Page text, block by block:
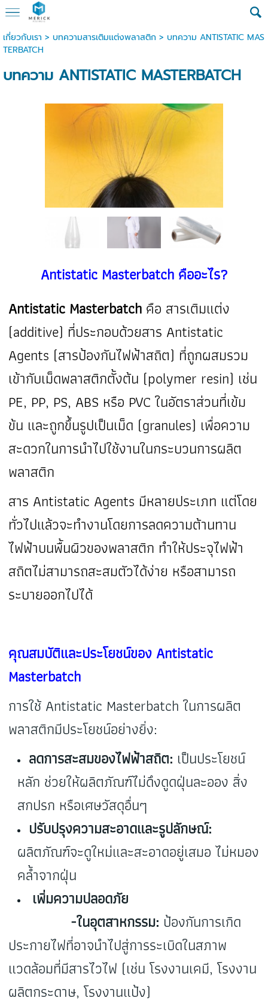
เกี่ยวกับเรา > บทความสารเติมเเต่งพลาสติก > บทความ ANTISTATIC MAS
TERBATCH
บทความ ANTISTATIC MASTERBATCH
Antistatic Masterbatch คืออะไร?
Antistatic Masterbatch คือ สารเติมแต่ง
(additive) ที่ประกอบด้วยสาร Antistatic
Agents (สารป้องกันไฟฟ้าสถิต) ที่ถูกผสมรวม
เข้ากับเม็ดพลาสติกตั้งต้น (polymer resin) เช่น
PE, PP, PS, ABS หรือ PVC ในอัตราส่วนที่เข้ม
ข้น และถูกขึ้นรูปเป็นเม็ด (granules) เพื่อความ
สะดวกในการนำไปใช้งานในกระบวนการผลิต
พลาสติก
สาร Antistatic Agents มีหลายประเภท แต่โดย
ทั่วไปแล้วจะทำงานโดยการลดความต้านทาน
ไฟฟ้าบนพื้นผิวของพลาสติก ทำให้ประจุไฟฟ้า
สถิตไม่สามารถสะสมตัวได้ง่าย หรือสามารถ
ระบายออกไปได้
คุณสมบัติและประโยชน์ของ Antistatic
Masterbatch
การใช้ Antistatic Masterbatch ในการผลิต
พลาสติกมีประโยชน์อย่างยิ่ง:
ลดการสะสมของไฟฟ้าสถิต: เป็นประโยชน์
หลัก ช่วยให้ผลิตภัณฑ์ไม่ดึงดูดฝุ่นละออง สิ่ง
สกปรก หรือเศษวัสดุอื่นๆ
ปรับปรุงความสะอาดและรูปลักษณ์:
ผลิตภัณฑ์จะดูใหม่และสะอาดอยู่เสมอ ไม่หมอง
คล้ำจากฝุ่น
เพิ่มความปลอดภัย
-ในอุตสาหกรรม: ป้องกันการเกิด
ประกายไฟที่อาจนำไปสู่การระเบิดในสภาพ
แวดล้อมที่มีสารไวไฟ (เช่น โรงงานเคมี, โรงงาน
ผลิตกระดาษ, โรงงานแป้ง)